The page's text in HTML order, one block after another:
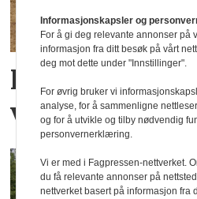
Her sår de
vekster i
Informasjonskapsler og
For å gi deg relevante annonser på
informasjon fra ditt besøk på vårt
deg mot dette under "Innstillinger".
For øvrig bruker vi
analyse, for å sammenligne
og for å utvikle og tilby nødvendig
personvernerklæring.
Vi er med i Fagpressen-nettverket.
du få relevante annonser på
nettverket basert på informasjon fra